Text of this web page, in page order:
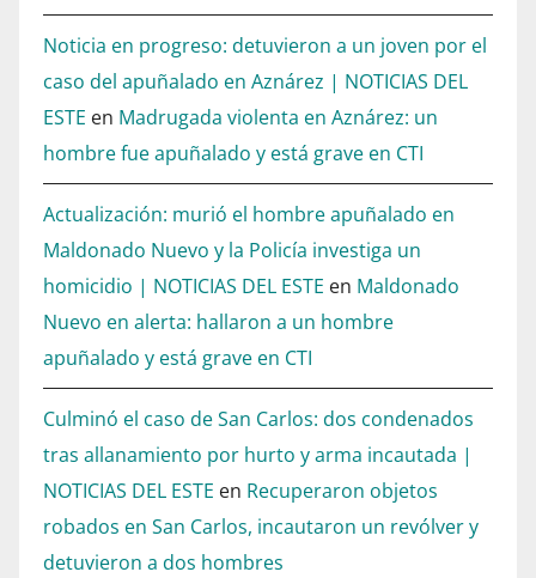
o
w
k
e
y
s
l
e
f
t
Noticia en progreso: detuvieron a un joven por el
caso del apuñalado en Aznárez | NOTICIAS DEL
ESTE en Madrugada violenta en Aznárez: un
hombre fue apuñalado y está grave en CTI
Actualización: murió el hombre apuñalado en
Maldonado Nuevo y la Policía investiga un
homicidio | NOTICIAS DEL ESTE en Maldonado
Nuevo en alerta: hallaron a un hombre
apuñalado y está grave en CTI
Culminó el caso de San Carlos: dos condenados
tras allanamiento por hurto y arma incautada |
NOTICIAS DEL ESTE en Recuperaron objetos
robados en San Carlos, incautaron un revólver y
detuvieron a dos hombres